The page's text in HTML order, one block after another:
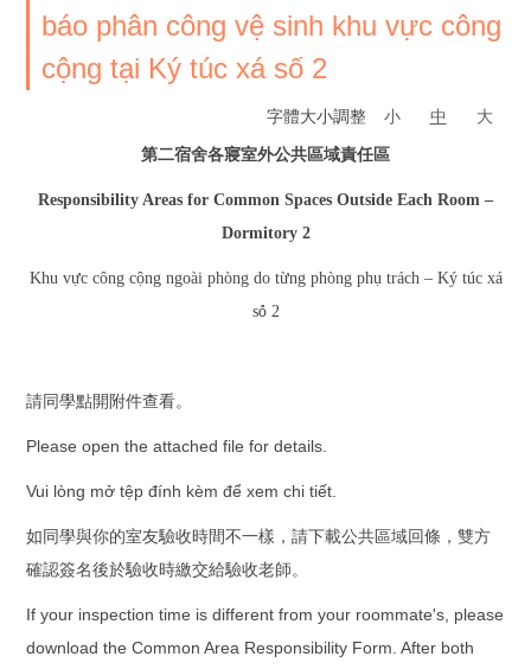
báo phân công vệ sinh khu vực công
cộng tại Ký túc xá số 2
字體大小調整 小 中 大
第二宿舍各寢室外公共區域責任區
Responsibility Areas for Common Spaces Outside Each Room –
Dormitory 2
Khu vực công cộng ngoài phòng do từng phòng phụ trách – Ký túc xá
số2
請同學點開附件查看。
Please open the attached file for details.
Vui lòng mở tệp đính kèm để xem chi tiết.
如同學與你的室友驗收時間不一樣，請下載公共區域回條，雙方
確認簽名後於驗收時繳交給驗收老師。
If your inspection time is different from your roommate's, please
download the Common Area Responsibility Form. After both